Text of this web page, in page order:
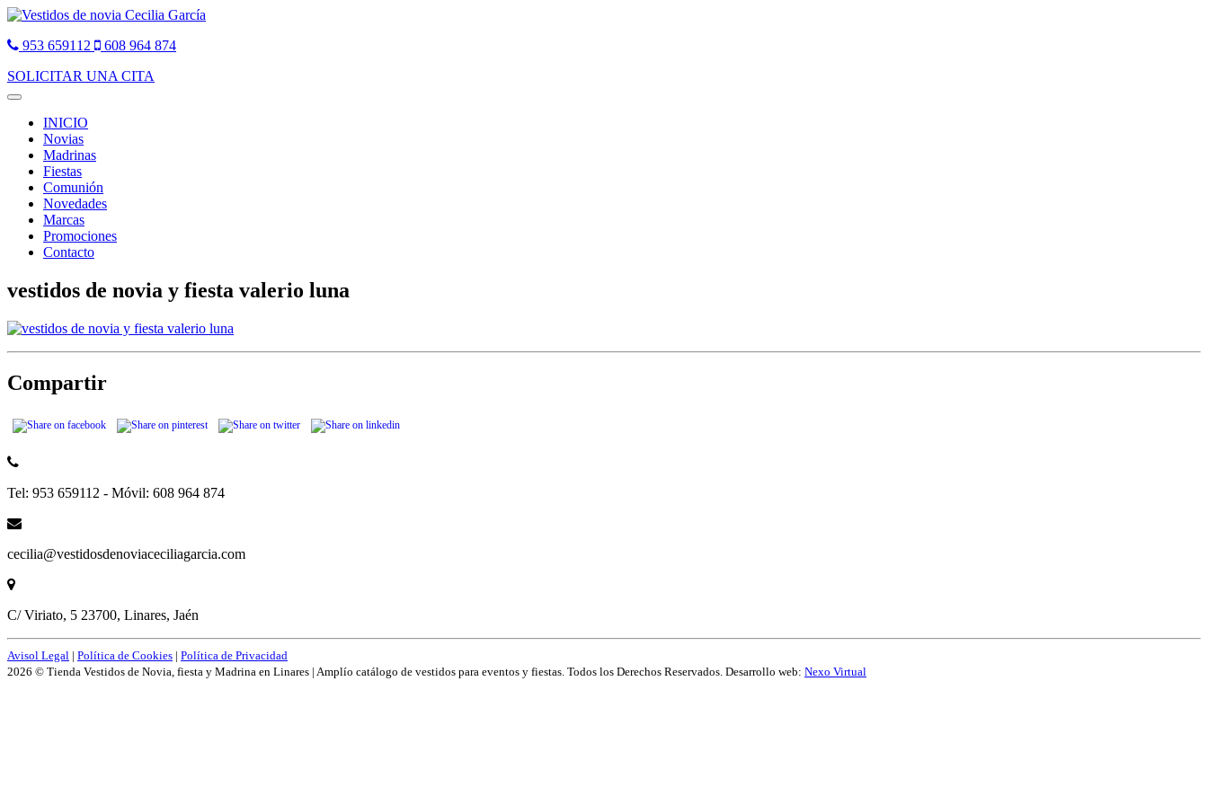
953 659112
608 964 874
SOLICITAR UNA CITA
Toggle
navigationINICIO
Novias
Madrinas
Fiestas
Comunión
Novedades
Marcas
Promociones
Contacto
vestidos de novia y fiesta valerio luna
Compartir
Tel: 953 659112 - Móvil: 608 964 874
cecilia@vestidosdenoviaceciliagarcia.com
C/ Viriato, 5 23700, Linares, Jaén
Avisol Legal | Política de Cookies | Política de Privacidad
2026 © Tienda Vestidos de Novia, fiesta y Madrina en Linares | Amplío catálogo de vestidos para eventos y fiestas. Todos los Derechos Reservados. Desarrollo web: Nexo Virtual